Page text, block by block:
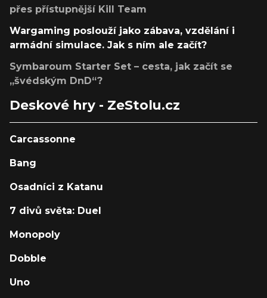
přes přístupnější Kill Team
Wargaming poslouží jako zábava, vzdělání i
armádní simulace. Jak s ním ale začít?
Symbaroum Starter Set – cesta, jak začít se
„švédským DnD“?
Deskové hry - ZeStolu.cz
Carcassonne
Bang
Osadníci z Katanu
7 divů světa: Duel
Monopoly
Dobble
Uno